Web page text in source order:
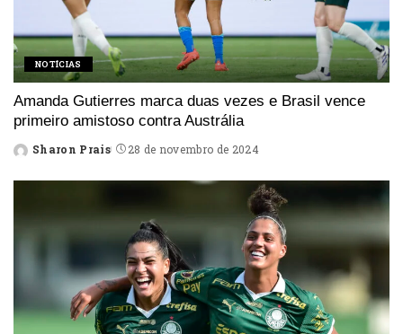
NOTÍCIAS
Amanda Gutierres marca duas vezes e Brasil vence
primeiro amistoso contra Austrália
Posted
Sharon Prais 28 de novembro de 2024